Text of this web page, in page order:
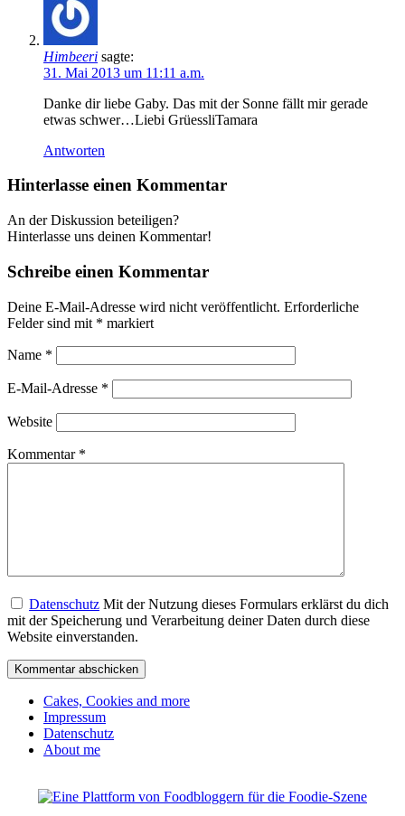
Himbeeri sagte:
31. Mai 2013 um 11:11 a.m.
Danke dir liebe Gaby. Das mit der Sonne fällt mir gerade
etwas schwer…Liebi GrüessliTamara
Antworten
Hinterlasse einen Kommentar
An der Diskussion beteiligen?
Hinterlasse uns deinen Kommentar!
Schreibe einen Kommentar
Deine E-Mail-Adresse wird nicht veröffentlicht. Erforderliche
Felder sind mit * markiert
Name *
E-Mail-Adresse *
Website
Kommentar *
Datenschutz Mit der Nutzung dieses Formulars erklärst du dich
mit der Speicherung und Verarbeitung deiner Daten durch diese
Website einverstanden.
Cakes, Cookies and more
Impressum
Datenschutz
About me